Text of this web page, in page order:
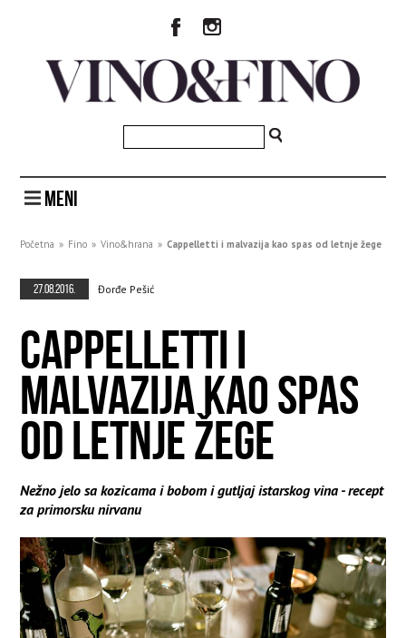
MENI
Početna » Fino » Vino&hrana » Cappelletti i malvazija kao spas od letnje žege
27.08.2016. Đorđe Pešić
CAPPELLETTI I
MALVAZIJA KAO SPAS
OD LETNJE ŽEGE
Nežno jelo sa kozicama i bobom i gutljaj istarskog vina - recept
za primorsku nirvanu